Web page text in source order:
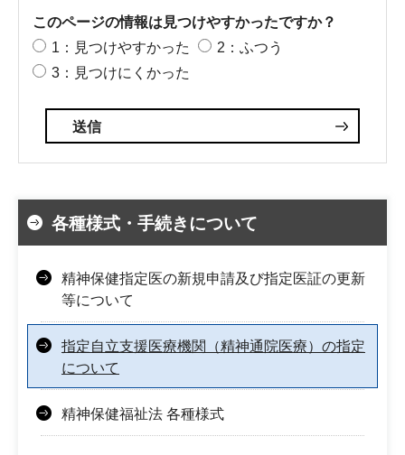
このページの情報は見つけやすかったですか？
1：見つけやすかった
2：ふつう
3：見つけにくかった
各種様式・手続きについて
精神保健指定医の新規申請及び指定医証の更新
等について
指定自立支援医療機関（精神通院医療）の指定
について
精神保健福祉法 各種様式